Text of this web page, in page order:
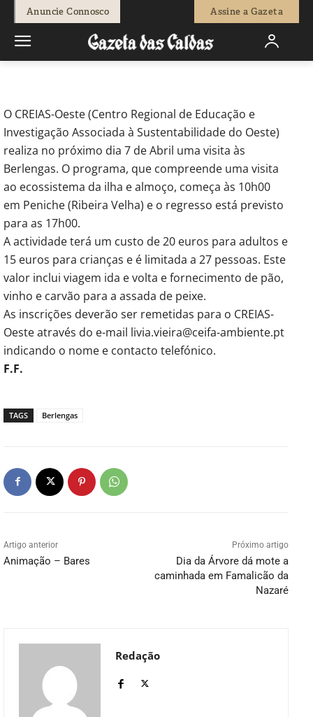
Anuncie Connosco Assine a Gazeta
Redação - 22 de Março, 2012 0
O CREIAS-Oeste (Centro Regional de Educação e
Investigação Associada à Sustentabilidade do Oeste)
realiza no próximo dia 7 de Abril uma visita às
Berlengas. O programa, que compreende uma visita
ao ecossistema da ilha e almoço, começa às 10h00
em Peniche (Ribeira Velha) e o regresso está previsto
para as 17h00.
A actividade terá um custo de 20 euros para adultos e
15 euros para crianças e é limitada a 27 pessoas. Este
valor inclui viagem ida e volta e fornecimento de pão,
vinho e carvão para a assada de peixe.
As inscrições deverão ser remetidas para o CREIAS-
Oeste através do e-mail livia.vieira@ceifa-ambiente.pt
indicando o nome e contacto telefónico.
F.F.
TAGS Berlengas
Artigo anterior
Animação – Bares
Próximo artigo
Dia da Árvore dá mote a
caminhada em Famalicão da
Nazaré
Redação